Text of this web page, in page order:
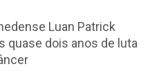
Luan Patrick
quase dois anos de luta